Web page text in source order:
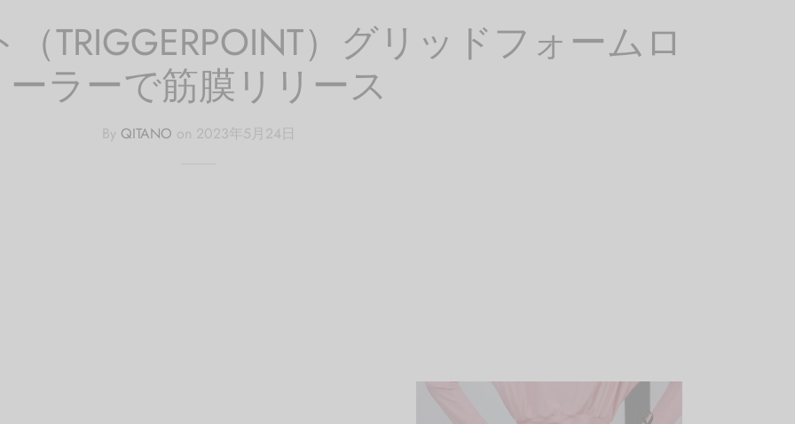
TRIGGERPOINT）グリッドフォームロ
ーラーで筋膜リリース
By QITANO on 2023年5月24日